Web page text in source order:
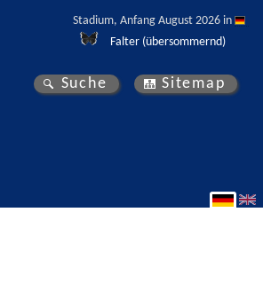
Stadium, Anfang August 2026 in
Falter (übersommernd)
Suche Sitemap